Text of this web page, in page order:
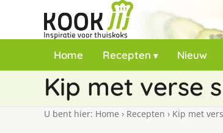
Home Recepten Nieuw
Kip met verse
U bent hier: Home › Recepten › Kip met